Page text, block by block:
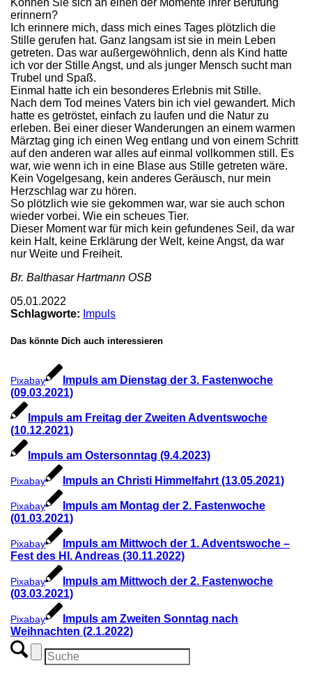
erinnern?
Ich erinnere mich, dass mich eines Tages plötzlich die
Stille gerufen hat. Ganz langsam ist sie in mein Leben
getreten. Das war außergewöhnlich, denn als Kind hatte
ich vor der Stille Angst, und als junger Mensch sucht man
Trubel und Spaß.
Einmal hatte ich ein besonderes Erlebnis mit Stille.
Nach dem Tod meines Vaters bin ich viel gewandert. Mich
hatte es getröstet, einfach zu laufen und die Natur zu
erleben. Bei einer dieser Wanderungen an einem warmen
Märztag ging ich einen Weg entlang und von einem Schritt
auf den anderen war alles auf einmal vollkommen still. Es
war, wie wenn ich in eine Blase aus Stille getreten wäre.
Kein Vogelgesang, kein anderes Geräusch, nur mein
Herzschlag war zu hören.
So plötzlich wie sie gekommen war, war sie auch schon
wieder vorbei. Wie ein scheues Tier.
Dieser Moment war für mich kein gefundenes Seil, da war
kein Halt, keine Erklärung der Welt, keine Angst, da war
nur Weite und Freiheit.
Br. Balthasar Hartmann OSB
05.01.2022
Schlagworte: Impuls
Das könnte Dich auch interessieren
Pixabay
Impuls am Dienstag der 3. Fastenwoche
(09.03.2021)
Impuls am Freitag der Zweiten Adventswoche
(10.12.2021)
Impuls am Ostersonntag (9.4.2023)
Pixabay Impuls an Christi Himmelfahrt (13.05.2021)
Pixabay
Impuls am Montag der 2. Fastenwoche
(01.03.2021)
Pixabay
Impuls am Mittwoch der 1. Adventswoche –
Fest des Hl. Andreas (30.11.2022)
Pixabay
Impuls am Mittwoch der 2. Fastenwoche
(03.03.2021)
Pixabay
Impuls am Zweiten Sonntag nach
Weihnachten (2.1.2022)